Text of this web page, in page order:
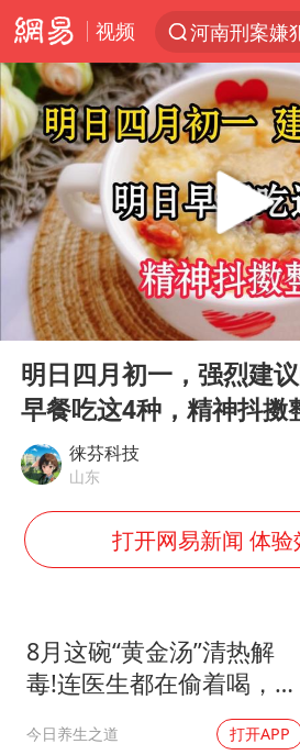
视频
光影经济撬
央视新主播
情侣平潭拍
老挝国会
黄金牛市回
茅台部分直
《欢迎来龙
酒店回应车
杭州全市有
Play
00:00
明日四月初一，强烈建
早餐吃这4种，精神抖擞
徕芬科技
山东
打开网易新闻 体
8月这碗“黄金汤”清热解
毒!连医生都在偷着喝，错
今日养生之道 打开APP